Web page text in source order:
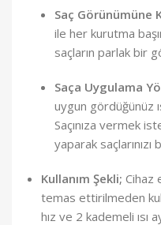
Saç Görünümüne
ile her kurutma
saçların parlak bir
Saça Uygulama
uygun gördüğünüz
Saçınıza vermek
yaparak
Kullanım Şekli; Cihaz
temas ettirilmeden
hız ve 2 kademeli ısı